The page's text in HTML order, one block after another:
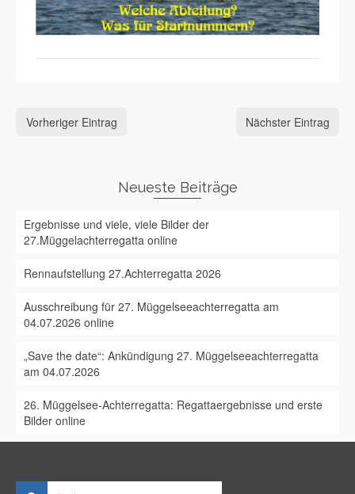
Vorheriger Eintrag Nächster Eintrag
Neueste Beiträge
Ergebnisse und viele, viele Bilder der
27.Müggelachterregatta online
Rennaufstellung 27.Achterregatta 2026
Ausschreibung für 27. Müggelseeachterregatta am
04.07.2026 online
„Save the date“: Ankündigung 27. Müggelseeachterregatta
am 04.07.2026
26. Müggelsee-Achterregatta: Regattaergebnisse und erste
Bilder online